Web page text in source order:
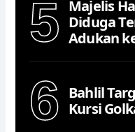
5
Majelis
Diduga
Adukan
6
Bahlil
Kursi